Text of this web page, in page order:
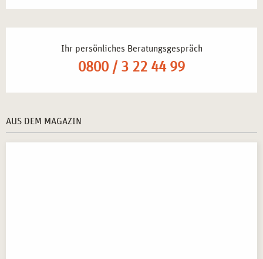
Ihr persönliches Beratungsgespräch
0800 / 3 22 44 99
AUS DEM MAGAZIN